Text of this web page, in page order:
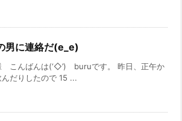
男に連絡だ(e_e)
こんばんは(‘◇’)ゞburuです。 昨日、正午か
んだりしたので 15 ...